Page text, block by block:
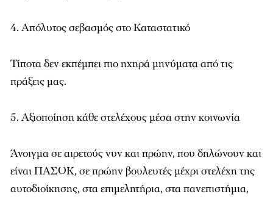
4. Απόλυτος σεβασμός στο Καταστατικό
Τίποτα δεν εκπέμπει πιο ηχηρά μηνύματα από τις
πράξεις μας.
5. Αξιοποίηση κάθε στελέχους μέσα στην κοινωνία
Άνοιγμα σε αιρετούς νυν και πρώην, που δηλώνουν και
είναι ΠΑΣΟΚ, σε πρώην βουλευτές μέχρι στελέχη της
αυτοδιοίκησης, στα επιμελητήρια, στα πανεπιστήμια,